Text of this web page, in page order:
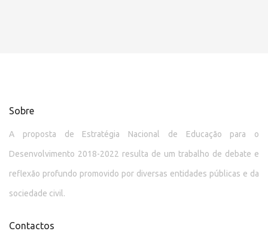
Sobre
A proposta de Estratégia Nacional de Educação para o
Desenvolvimento 2018-2022 resulta de um trabalho de debate e
reflexão profundo promovido por diversas entidades públicas e da
sociedade civil.
Contactos